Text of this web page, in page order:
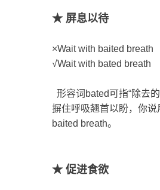
★ 屏息以待
×Wait with baited breath
√Wait with bated breath
形容词bated可指“除去
摒住呼吸翘首以盼，你
baited breath。
★ 促进食欲